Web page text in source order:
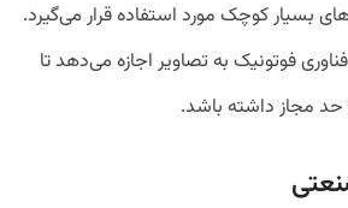
بسیار کوچک مورد استفاده قرار می‌گیرد.
فوتونیک به تصاویر اجازه می‌دهد تا
مجاز داشته باشد.